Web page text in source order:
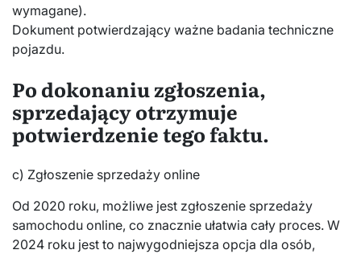
wymagane).
Dokument potwierdzający ważne badania techniczne
pojazdu.
Po dokonaniu zgłoszenia,
sprzedający otrzymuje
potwierdzenie tego faktu.
c) Zgłoszenie sprzedaży online
Od 2020 roku, możliwe jest zgłoszenie sprzedaży
samochodu online, co znacznie ułatwia cały proces. W
2024 roku jest to najwygodniejsza opcja dla osób,